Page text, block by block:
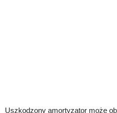
Uszkodzony amortyzator może